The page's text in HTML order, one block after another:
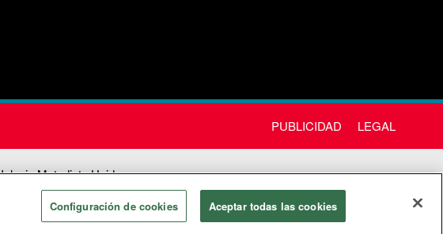
PUBLICIDAD LEGAL
Metodista Unida
los derechos
Configuración de cookies Aceptar todas las cookies